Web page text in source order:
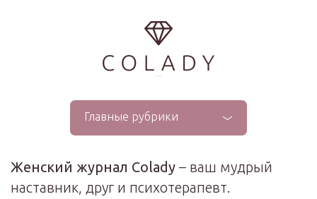
...
Главные рубрики
Женский журнал Colady – ваш мудрый
наставник, друг и психотерапевт.